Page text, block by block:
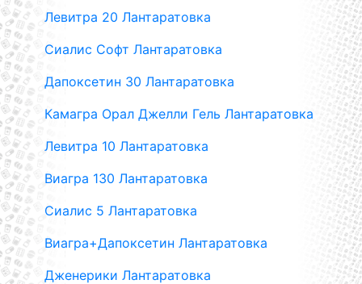
Левитра 20 Лантаратовка
Сиалис Софт Лантаратовка
Дапоксетин 30 Лантаратовка
Камагра Орал Джелли Гель Лантаратовка
Левитра 10 Лантаратовка
Виагра 130 Лантаратовка
Сиалис 5 Лантаратовка
Виагра+Дапоксетин Лантаратовка
Дженерики Лантаратовка